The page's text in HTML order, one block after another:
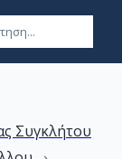
Συγκλήτου